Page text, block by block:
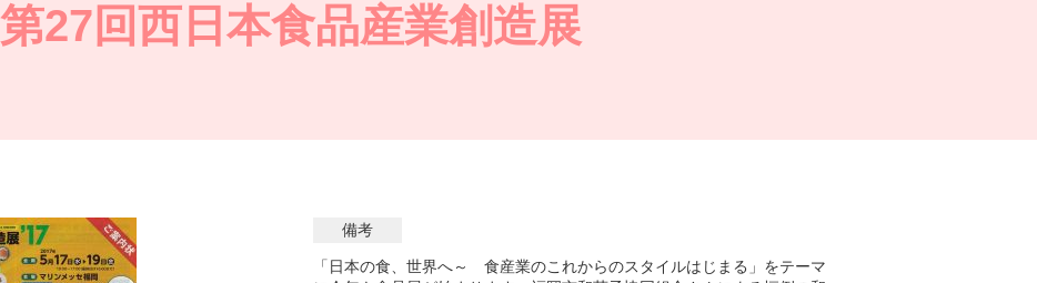
第27回西日本食品産業創造展
備考
「日本の食、世界へ～ 食産業のこれからのスタイルはじまる」をテーマ